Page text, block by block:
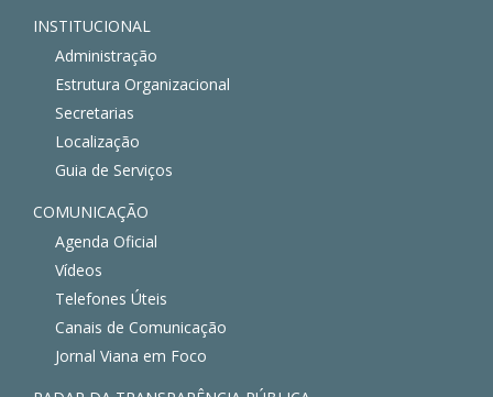
INSTITUCIONAL
Administração
Estrutura Organizacional
Secretarias
Localização
Guia de Serviços
COMUNICAÇÃO
Agenda Oficial
Vídeos
Telefones Úteis
Canais de Comunicação
Jornal Viana em Foco